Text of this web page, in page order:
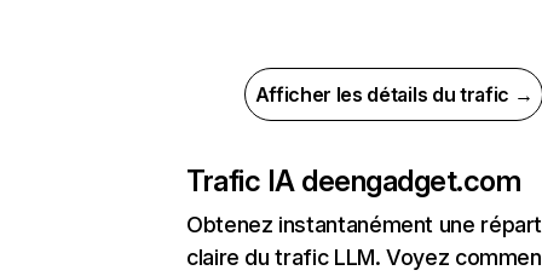
Afficher les détails du trafic →
Trafic IA deengadget.com
Obtenez instantanément une
claire du trafic LLM. Voyez